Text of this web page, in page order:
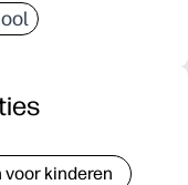
kinderen